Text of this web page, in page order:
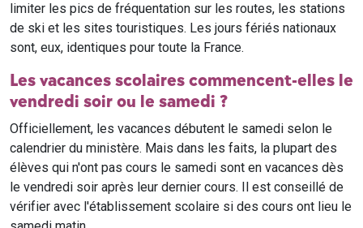
limiter les pics de fréquentation sur les routes, les stations
de ski et les sites touristiques. Les jours fériés nationaux
sont, eux, identiques pour toute la France.
Les vacances scolaires commencent-elles le
vendredi soir ou le samedi ?
Officiellement, les vacances débutent le samedi selon le
calendrier du ministère. Mais dans les faits, la plupart des
élèves qui n'ont pas cours le samedi sont en vacances dès
le vendredi soir après leur dernier cours. Il est conseillé de
vérifier avec l'établissement scolaire si des cours ont lieu le